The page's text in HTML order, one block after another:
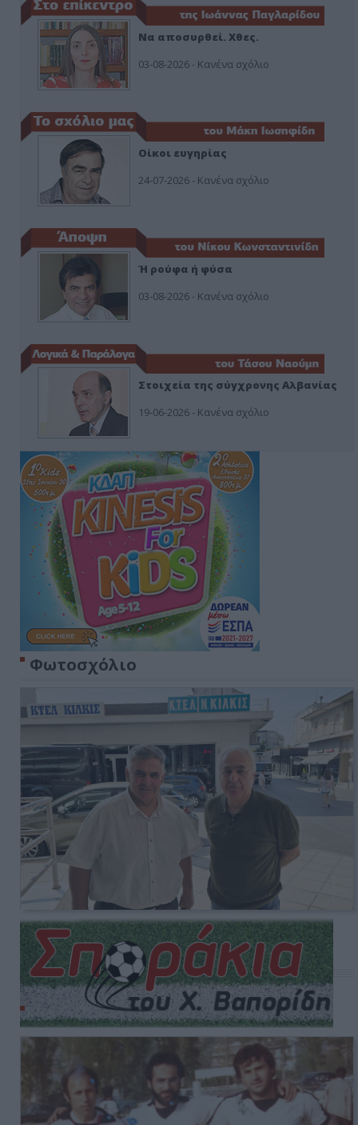
Να αποσυρθεί. Χθες.
03-08-2026 - Κανένα σχόλιο
Οίκοι ευγηρίας
24-07-2026 - Κανένα σχόλιο
Ή ρούφα ή φύσα
03-08-2026 - Κανένα σχόλιο
Στοιχεία της σύγχρονης Αλβανίας
19-06-2026 - Κανένα σχόλιο
Φωτοσχόλιο